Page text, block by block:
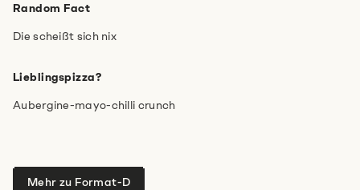
Random Fact
Die scheißt sich nix
Lieblingspizza?
Aubergine-mayo-chilli crunch
Mehr zu Format-D
Ich stimme denDatenschutzbestimmungen
Click to start verification